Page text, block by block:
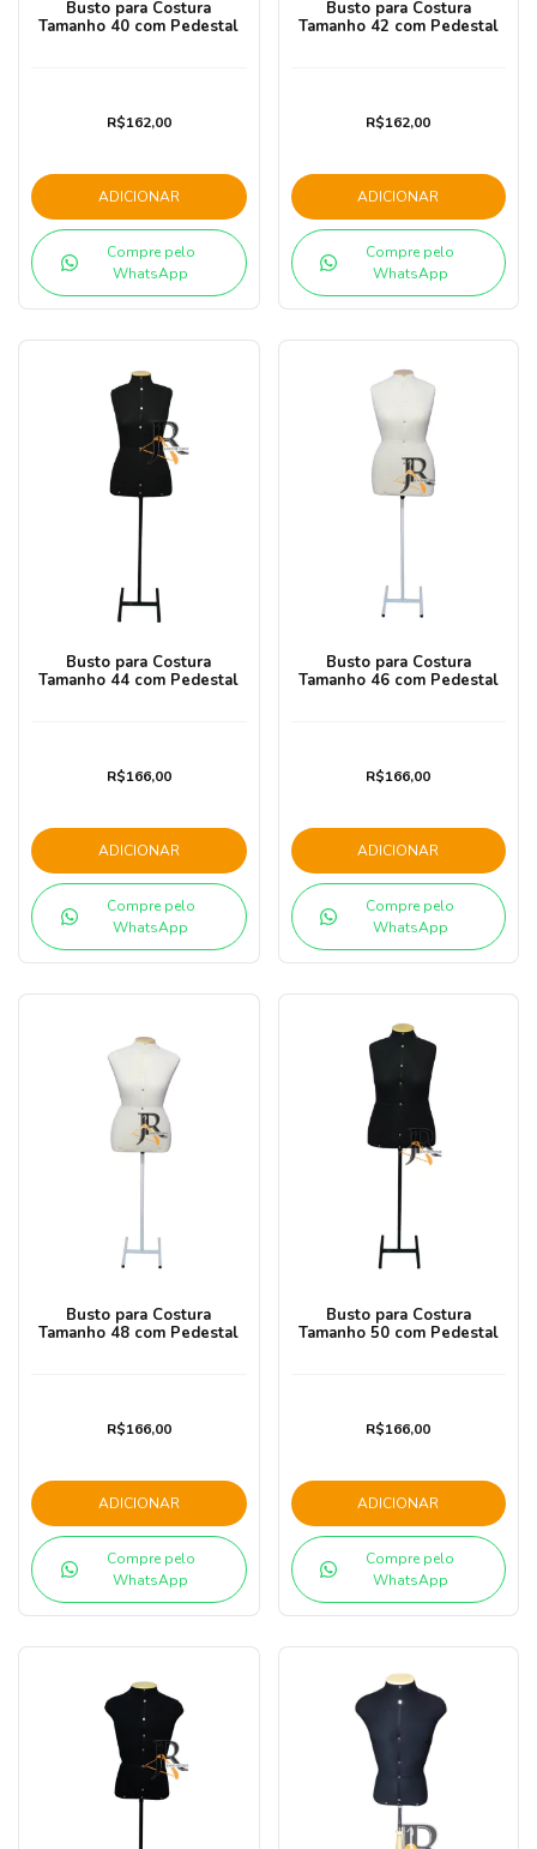
Busto para Costura
Tamanho 40 com Pedestal
R$162,00
ADICIONAR
Compre pelo
WhatsApp
Busto para Costura
Tamanho 42 com Pedestal
R$162,00
ADICIONAR
Compre pelo
WhatsApp
Busto para Costura
Tamanho 44 com Pedestal
R$166,00
ADICIONAR
Compre pelo
WhatsApp
Busto para Costura
Tamanho 46 com Pedestal
R$166,00
ADICIONAR
Compre pelo
WhatsApp
Busto para Costura
Tamanho 48 com Pedestal
R$166,00
ADICIONAR
Compre pelo
WhatsApp
Busto para Costura
Tamanho 50 com Pedestal
R$166,00
ADICIONAR
Compre pelo
WhatsApp